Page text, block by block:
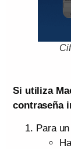
Si utiliza
contraseña
Para